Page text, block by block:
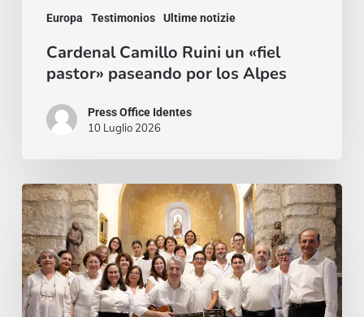
Europa Testimonios Ultime notizie
Cardenal Camillo Ruini un «fiel
pastor» paseando por los Alpes
Press Office Identes
10 Luglio 2026
La
voz
que
une:
nace